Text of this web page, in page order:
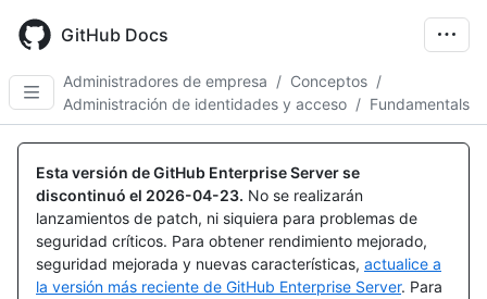
main
content
GitHub Docs
Administradores de empresa / Conceptos /
Administración de identidades y acceso / Fundamentals
Esta versión de GitHub Enterprise Server se
discontinuó el 2026-04-23. No se realizarán
lanzamientos de patch, ni siquiera para problemas de
seguridad críticos. Para obtener rendimiento mejorado,
seguridad mejorada y nuevas características, actualice a
la versión más reciente de GitHub Enterprise Server. Para